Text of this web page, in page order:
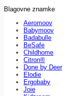
Blagovne znamke
Aeromoov
Babymoov
Badabulle
BeSafe
Childhome
Citron®
Done by Deer
Elodie
Ergobaby
Joie